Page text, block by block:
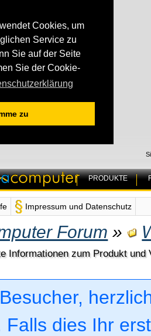
Cookies, um
Service zu
Sie auf der Seite
Sie der Cookie-
zu
PRODUKTE
Impressum und Datenschutz
Forum »
Informationen zum Produkt und
Falls dies Ihr